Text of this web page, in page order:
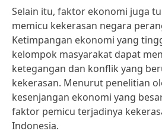
Selain itu, faktor ekonomi juga
memicu kekerasan negara
Ketimpangan ekonomi yang
kelompok masyarakat dapat
ketegangan dan konflik yang
kekerasan. Menurut penelitian
kesenjangan ekonomi yang
faktor pemicu terjadinya
Indonesia.